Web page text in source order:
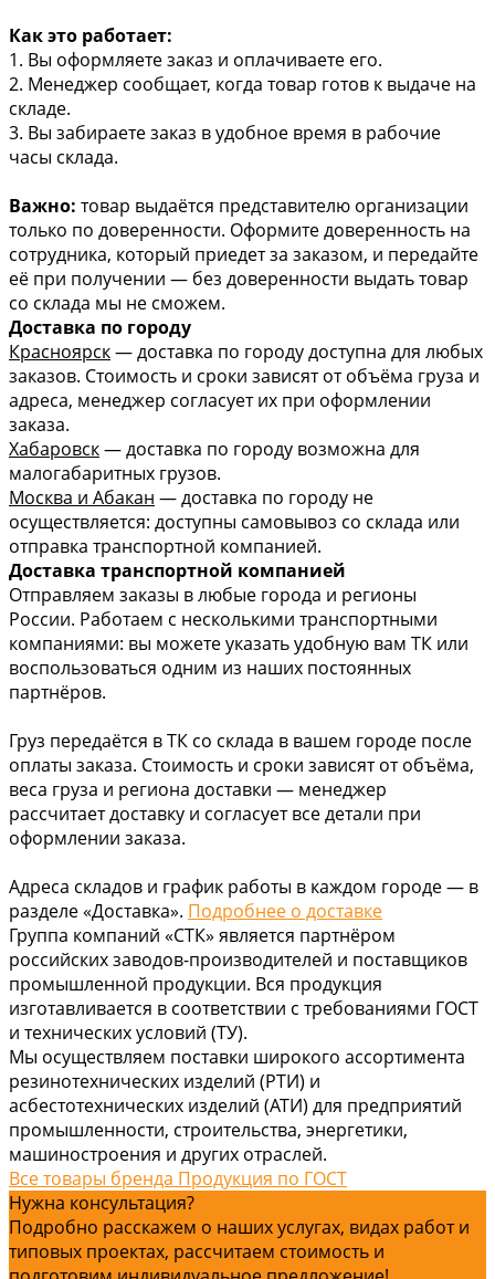
Как это работает:
1. Вы оформляете заказ и оплачиваете его.
2. Менеджер сообщает, когда товар готов к выдаче на
складе.
3. Вы забираете заказ в удобное время в рабочие
часы склада.
Важно: товар выдаётся представителю организации
только по доверенности. Оформите доверенность на
сотрудника, который приедет за заказом, и передайте
её при получении — без доверенности выдать товар
со склада мы не сможем.
Доставка по городу
Красноярск— доставка по городу доступна для любых
заказов. Стоимость и сроки зависят от объёма груза и
адреса, менеджер согласует их при оформлении
заказа.
Хабаровск— доставка по городу возможна для
малогабаритных грузов.
Москва и Абакан — доставка по городу не
осуществляется: доступны самовывоз со склада или
отправка транспортной компанией.
Доставка транспортной компанией
Отправляем заказы в любые города и регионы
России. Работаем с несколькими транспортными
компаниями: вы можете указать удобную вам ТК или
воспользоваться одним из наших постоянных
партнёров.
Груз передаётся в ТК со склада в вашем городе после
оплаты заказа. Стоимость и сроки зависят от объёма,
веса груза и региона доставки — менеджер
рассчитает доставку и согласует все детали при
оформлении заказа.
Адреса складов и график работы в каждом городе — в
разделе «Доставка». Подробнее о доставке
Группа компаний «СТК» является партнёром
российских заводов-производителей и поставщиков
промышленной продукции. Вся продукция
изготавливается в соответствии с требованиями ГОСТ
и технических условий (ТУ).
Мы осуществляем поставки широкого ассортимента
резинотехнических изделий (РТИ) и
асбестотехнических изделий (АТИ) для предприятий
промышленности, строительства, энергетики,
машиностроения и других отраслей.
Все товары бренда Продукция по ГОСТ
Нужна консультация?
Подробно расскажем о наших услугах, видах работ и
типовых проектах, рассчитаем стоимость и